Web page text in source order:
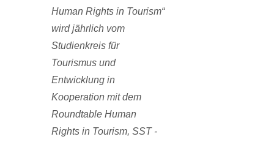
Human Rights in Tourism“
wird jährlich vom
Studienkreis für
Tourismus und
Entwicklung in
Kooperation mit dem
Roundtable Human
Rights in Tourism, SST -